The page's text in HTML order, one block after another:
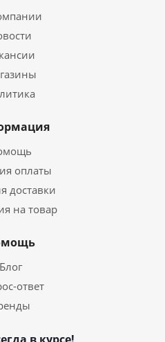
оплаты
доставки
на товар
Блог
ответ